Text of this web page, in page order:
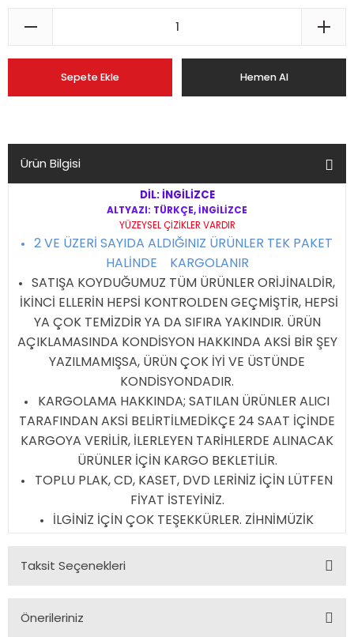
Sepete Ekle Hemen Al
Ürün Bilgisi
DİL: İNGİLİZCE
ALTYAZI: TÜRKÇE, İNGİLİZCE
YÜZEYSEL ÇİZİKLER VARDIR
2 VE ÜZERİ SAYIDA ALDIĞINIZ ÜRÜNLER TEK PAKET
HALİNDE KARGOLANIR
SATIŞA KOYDUĞUMUZ TÜM ÜRÜNLER ORİJİNALDİR,
İKİNCİ ELLERİN HEPSİ KONTROLDEN GEÇMİŞTİR, HEPSİ
YA ÇOK TEMİZDİR YA DA SIFIRA YAKINDIR. ÜRÜN
AÇIKLAMASINDA KONDİSYON HAKKINDA AKSİ BİR ŞEY
YAZILMAMIŞSA, ÜRÜN ÇOK İYİ VE ÜSTÜNDE
KONDİSYONDADIR.
KARGOLAMA HAKKINDA; SATILAN ÜRÜNLER ALICI
TARAFINDAN AKSİ BELİRTİLMEDİKÇE 24 SAAT İÇİNDE
KARGOYA VERİLİR, İLERLEYEN TARİHLERDE ALINACAK
ÜRÜNLER İÇİN KARGO BEKLETİLİR.
TOPLU PLAK, CD, KASET, DVD LERİNİZ İÇİN LÜTFEN
FİYAT İSTEYİNİZ.
İLGİNİZ İÇİN ÇOK TEŞEKKÜRLER. ZİHNİMÜZİK
Taksit Seçenekleri
Önerileriniz